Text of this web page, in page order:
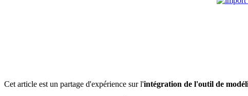
Cet article est un partage d'expérience sur l'intégration de l'outil de